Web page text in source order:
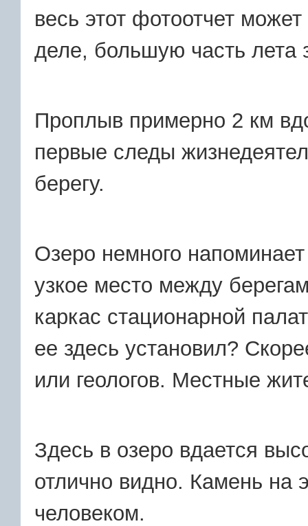
весь этот фотоотчет
деле, большую часть лета
Проплыв примерно 2 км
первые следы
берегу.
Озеро немного
узкое место между
каркас стационарной
ее здесь установил?
или геологов. Местные
Здесь в озеро вдается
отлично видно. Камень на
человеком.